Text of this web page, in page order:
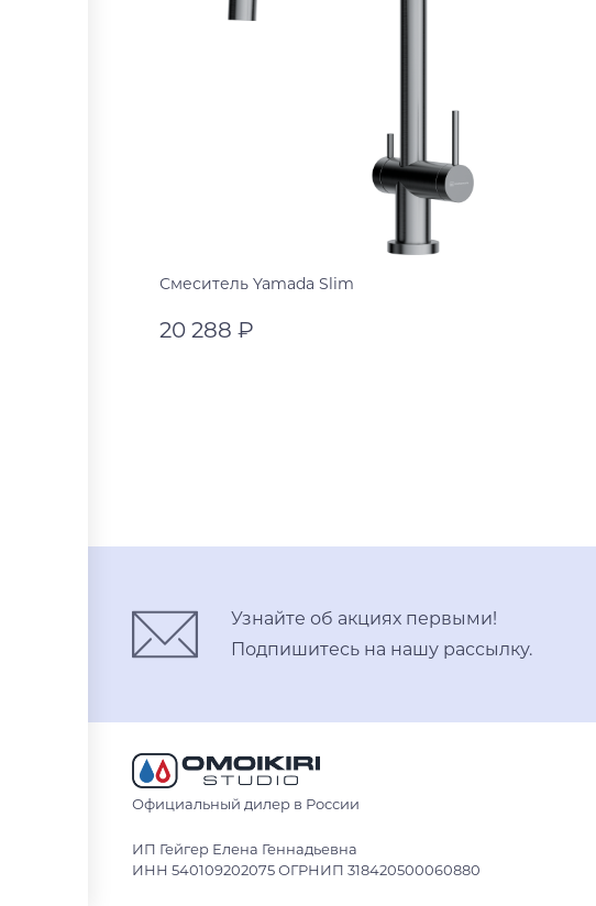
Смеситель Yamada Slim
20 288 ₽
Узнайте об акциях первыми!
Подпишитесь на нашу рассылку.
Официальный дилер в России
ИП Гейгер Елена Геннадьевна
ИНН 540109202075 ОГРНИП 318420500060880